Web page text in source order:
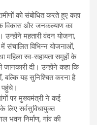
को संबोधित करते हुए कहा
विकास और जनकल्याण का
महतारी वंदन योजना,
संचालित विभिन्न योजनाओं,
महिला स्व-सहायता समूहों के
दी। उन्होंने कहा कि
बल्कि यह सुनिश्चित करना है
पहुंचे।
पर मुख्यमंत्री ने कई
लिए सर्वसुविधायुक्त
भवन निर्माण, गांव की